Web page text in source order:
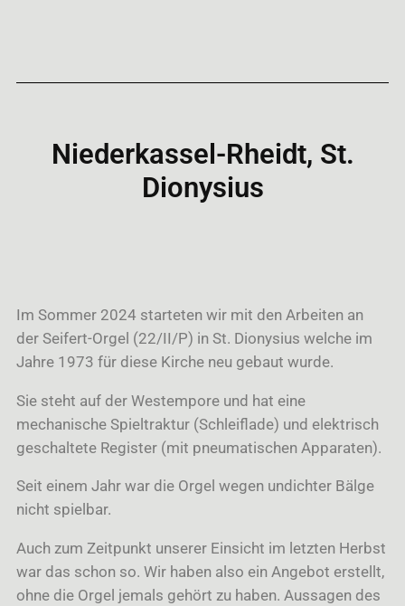
Niederkassel-Rheidt, St.
Dionysius
Im Sommer 2024 starteten wir mit den Arbeiten an
der Seifert-Orgel (22/II/P) in St. Dionysius welche im
Jahre 1973 für diese Kirche neu gebaut wurde.
Sie steht auf der Westempore und hat eine
mechanische Spieltraktur (Schleiflade) und elektrisch
geschaltete Register (mit pneumatischen Apparaten).
Seit einem Jahr war die Orgel wegen undichter Bälge
nicht spielbar.
Auch zum Zeitpunkt unserer Einsicht im letzten Herbst
war das schon so. Wir haben also ein Angebot erstellt,
ohne die Orgel jemals gehört zu haben. Aussagen des